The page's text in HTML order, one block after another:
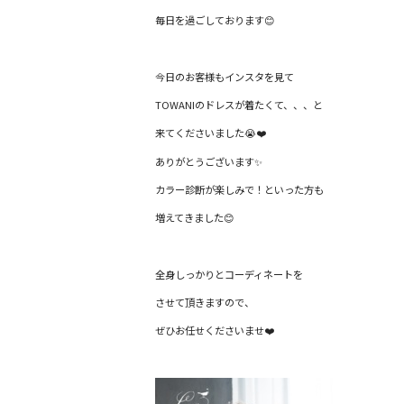
毎日を過ごしております😊
今日のお客様もインスタを見て
TOWANIのドレスが着たくて、、、と
来てくださいました😭❤️
ありがとうございます✨
カラー診断が楽しみで！といった方も
増えてきました😊
全身しっかりとコーディネートを
させて頂きますので、
ぜひお任せくださいませ❤️